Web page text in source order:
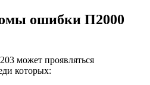
ошибки П2000
может проявляться
которых: